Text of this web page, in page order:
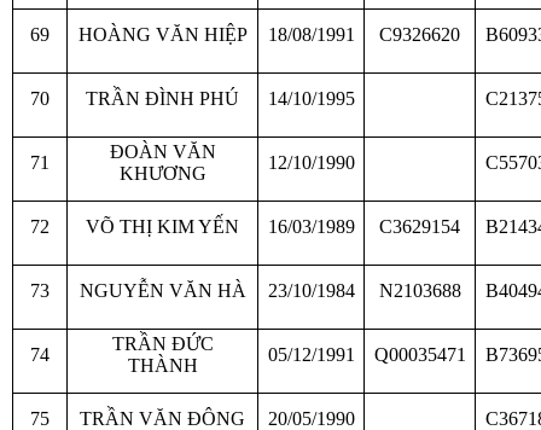
69 HOÀNG VĂN HIỆP 18/08/1991 C9326620
70 TRẦN ĐÌNH PHÚ 14/10/1995
71
ĐOÀN VĂN
KHƯƠNG
12/10/1990
72 VÕ THỊ KIM YẾN 16/03/1989 C3629154
73 NGUYỄN VĂN HÀ 23/10/1984 N2103688
74
TRẦN ĐỨC
THÀNH
05/12/1991 Q00035471
75 TRẦN VĂN ĐÔNG 20/05/1990